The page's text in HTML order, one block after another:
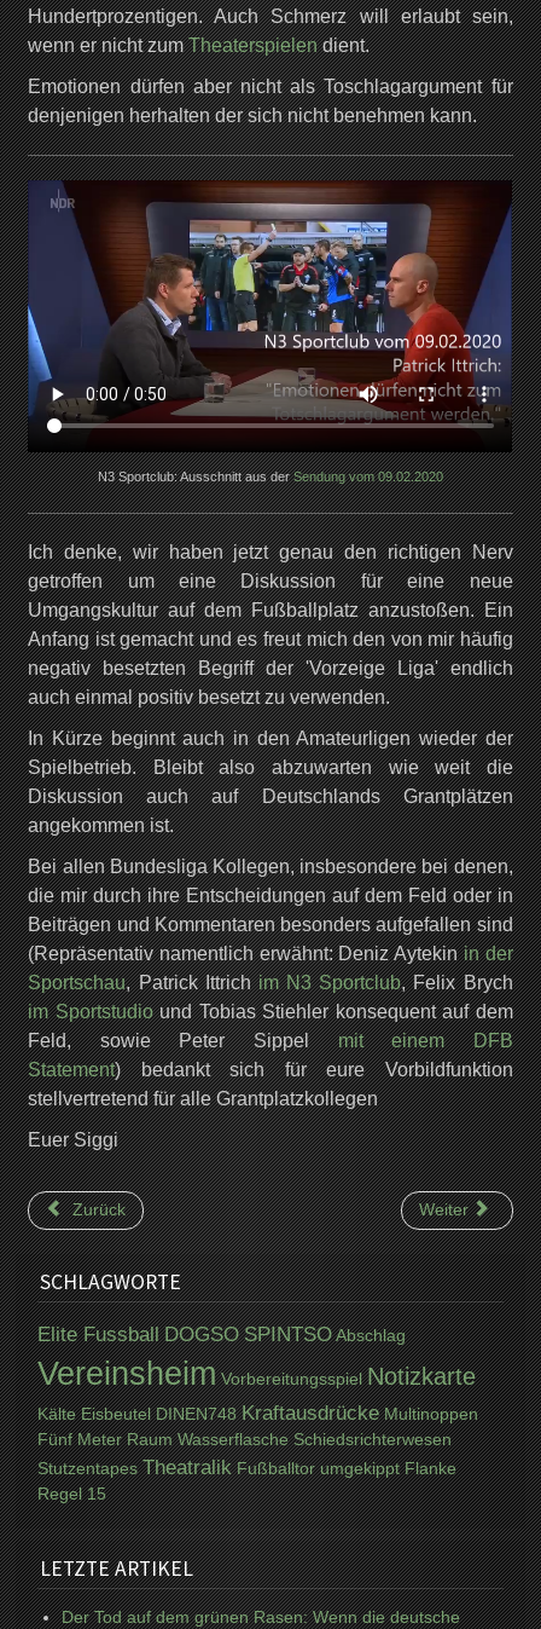
Hundertprozentigen. Auch Schmerz will erlaubt sein,
wenn er nicht zumTheaterspielendient.
Emotionen dürfen aber nicht als Toschlagargument für
denjenigen herhalten der sich nicht benehmen kann.
N3 Sportclub: Ausschnitt aus derSendung vom 09.02.2020
Ich denke, wir haben jetzt genau den richtigen Nerv
getroffen um eine Diskussion für eine neue
Umgangskultur auf dem Fußballplatz anzustoßen. Ein
Anfang ist gemacht und es freut mich den von mir häufig
negativ besetzten Begriff der 'Vorzeige Liga' endlich
auch einmal positiv besetzt zu verwenden.
In Kürze beginnt auch in den Amateurligen wieder der
Spielbetrieb. Bleibt also abzuwarten wie weit die
Diskussion auch auf Deutschlands Grantplätzen
angekommen ist.
Bei allen Bundesliga Kollegen, insbesondere bei denen,
die mir durch ihre Entscheidungen auf dem Feld oder in
Beiträgen und Kommentaren besonders aufgefallen sind
(Repräsentativ namentlich erwähnt: Deniz Aytekinin der
Sportschau, Patrick Ittrichim N3 Sportclub, Felix Brych
im Sportstudiound Tobias Stiehler konsequent auf dem
Feld, sowie Peter Sippelmit einem DFB
Statement) bedankt sich für eure Vorbildfunktion
stellvertretend für alle Grantplatzkollegen
Euer Siggi
Zurück Weiter
SCHLAGWORTE
Elite Fussball DOGSO SPINTSO Abschlag
Vereinsheim Vorbereitungsspiel Notizkarte
Kälte Eisbeutel DINEN748 Kraftausdrücke Multinoppen
Fünf Meter Raum Wasserflasche Schiedsrichterwesen
Stutzentapes Theatralik Fußballtor umgekippt Flanke
Regel 15
LETZTE ARTIKEL
Der Tod auf dem grünen Rasen: Wenn die deutsche